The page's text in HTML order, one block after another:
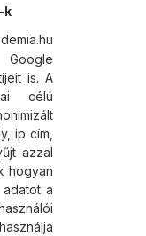
k
Google
is. A
célú
ip cím,
azzal
hogyan
adatot a